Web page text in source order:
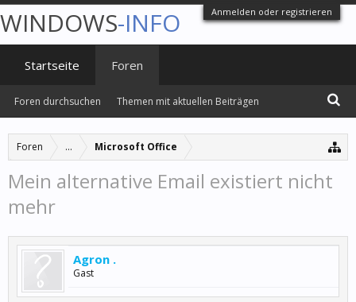
Anmelden oder registrieren
Foren ... Microsoft Office
Mein alternative Email existiert nicht
mehr
Agron .
Gast
WINDOWS-INFO
Startseite Foren
Foren durchsuchen Themen mit aktuellen Beiträgen